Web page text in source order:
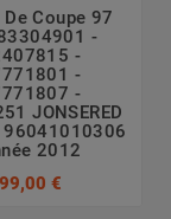
De Coupe 97
-
-
-
-
JONSERED
96041010306
2012
€